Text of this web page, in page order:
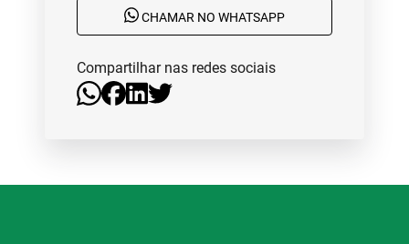
CHAMAR NO WHATSAPP
Compartilhar nas redes sociais